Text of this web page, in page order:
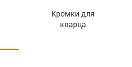
Кромки для
кварца